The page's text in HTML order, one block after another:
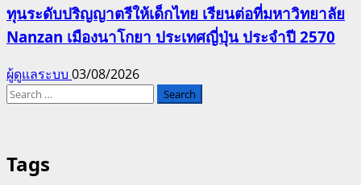
ทุนระดับปริญญาตรีให้เด็กไทย เรียนต่อที่มหาวิทยาลัย
Nanzan เมืองนาโกยา ประเทศญี่ปุ่น ประจำปี 2570
ผู้ดูแลระบบ 03/08/2026
Search
Tags